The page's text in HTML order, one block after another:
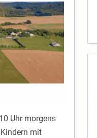
Uhr morgens
mit